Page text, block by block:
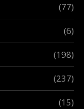
(77)
(6)
(198)
(237)
(15)